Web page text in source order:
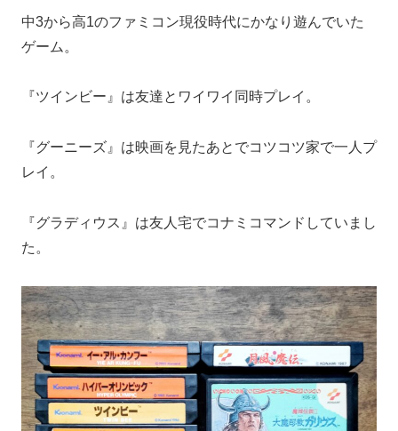
中3から高1のファミコン現役時代にかなり遊んでいた
ゲーム。
『ツインビー』は友達とワイワイ同時プレイ。
『グーニーズ』は映画を見たあとでコツコツ家で一人プ
レイ。
『グラディウス』は友人宅でコナミコマンドしていまし
た。